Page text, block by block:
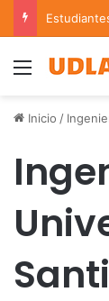
Menu
Inicio /